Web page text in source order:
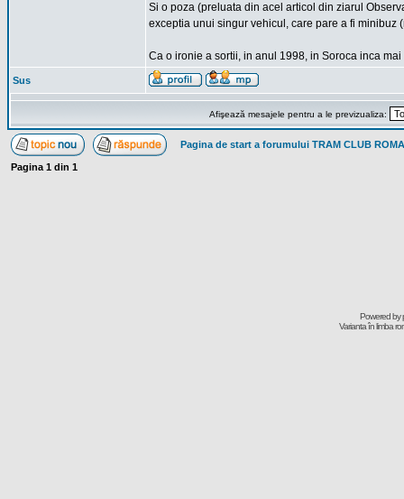
Si o poza (preluata din acel articol din ziarul
exceptia unui singur vehicul, care pare a fi minibuz
Ca o ironie a sortii, in anul 1998, in Soroca inca
Sus
Afişează mesajele pentru a le previzualiza:
Pagina de start a forumului TRAM CLUB
Pagina 1 din 1
Powered by
Varianta în limba